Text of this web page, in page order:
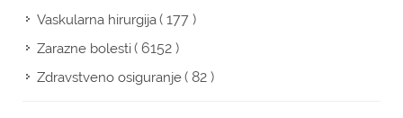
Vaskularna hirurgija( 177 )
Zarazne bolesti( 6152 )
Zdravstveno osiguranje( 82 )